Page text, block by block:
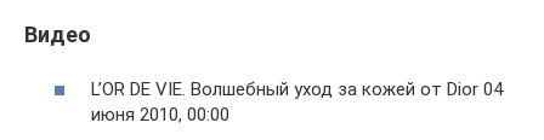
Видео
L’OR DE VIE. Волшебный уход за кожей от Dior 04
июня 2010, 00:00